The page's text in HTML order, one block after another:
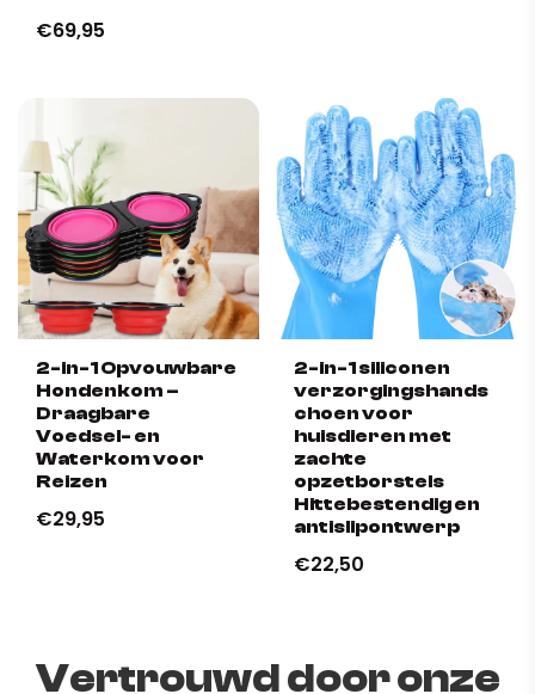
€69,95
2-in-1 Opvouwbare
Hondenkom –
Draagbare
Voedsel- en
Waterkom voor
Reizen
€29,95
2-in-1 siliconen
verzorgingshands
choen voor
huisdieren met
zachte
opzetborstels
Hittebestendig en
antislipontwerp
€22,50
Vertrouwd door onze